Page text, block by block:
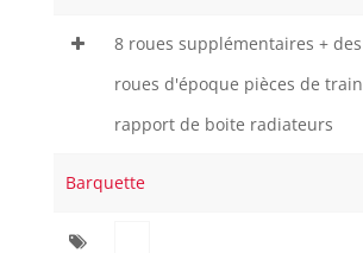
8 roues supplémentaires + des
roues d'époque pièces de train
rapport de boite radiateurs
Barquette